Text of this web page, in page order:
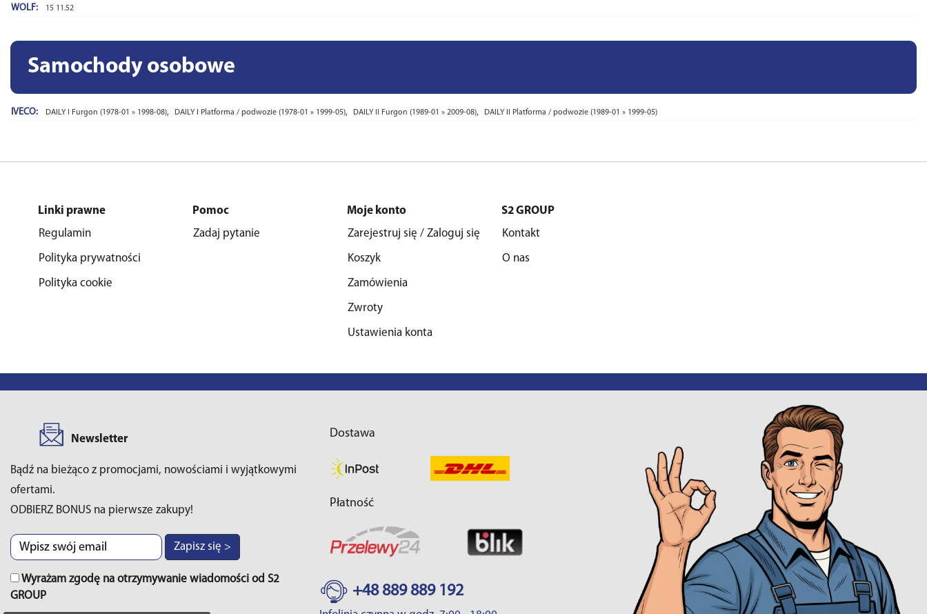
WOLF: 15 11.52
Samochody osobowe
IVECO: DAILY I Furgon (1978-01 » 1998-08), DAILY I Platforma / podwozie (1978-01 » 1999-05), DAILY II Furgon (1989-01 » 2009-08), DAILY II Platforma / podwozie (1989-01 » 1999-05)
Linki prawne
Regulamin
Polityka prywatności
Polityka cookie
Pomoc
Zadaj pytanie
Moje konto
Zarejestruj się / Zaloguj się
Koszyk
Zamówienia
Zwroty
Ustawienia konta
S2 GROUP
Kontakt
O nas
Newsletter
Bądź na bieżąco z promocjami, nowościami i wyjątkowymi
ofertami.
ODBIERZ BONUS na pierwsze zakupy!
Zapisz się >
Wyrażam zgodę na otrzymywanie wiadomości od S2
GROUP
Dostawa
Płatność
+48 889 889 192